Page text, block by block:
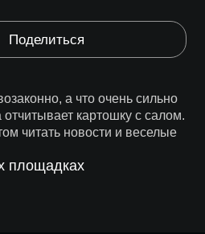
Поделиться
а что очень сильно
картошку с салом.
читать новости и веселые
площадках